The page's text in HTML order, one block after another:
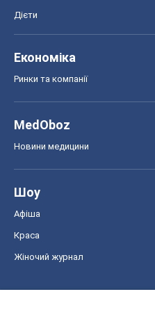
Дієти
Економіка
Ринки та компанії
MedOboz
Новини медицини
Шоу
Афіша
Краса
Жіночий журнал